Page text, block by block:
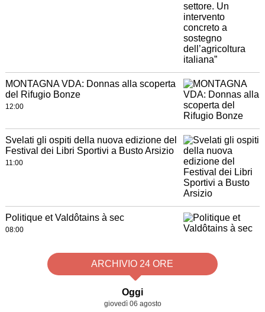
MONTAGNA VDA: Donnas alla scoperta
del Rifugio Bonze
12:00
Svelati gli ospiti della nuova edizione del
Festival dei Libri Sportivi a Busto Arsizio
11:00
Politique et Valdôtains à sec
08:00
ARCHIVIO 24 ORE
Oggi
giovedì 06 agosto